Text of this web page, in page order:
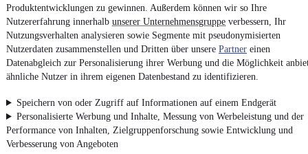
Produktentwicklungen zu gewinnen. Außerdem können wir so Ihre
Nutzererfahrung innerhalb unserer Unternehmensgruppe verbessern, Ihr
Nutzungsverhalten analysieren sowie Segmente mit pseudonymisierten
Nutzerdaten zusammenstellen und Dritten über unsere Partner einen
Datenabgleich zur Personalisierung ihrer Werbung und die Möglichkeit
ähnliche Nutzer in ihrem eigenen Datenbestand zu identifizieren.
Speichern von oder Zugriff auf Informationen auf einem Endgerät
Personalisierte Werbung und Inhalte, Messung von Werbeleistung und der
Performance von Inhalten, Zielgruppenforschung sowie Entwicklung und
Verbesserung von Angeboten
Kontakt
Sprite CRUZER 550SR MY26
43.695 €¹
Finanzierung ab 387 € mtl.
Neufahrzeug•Wohnwagen